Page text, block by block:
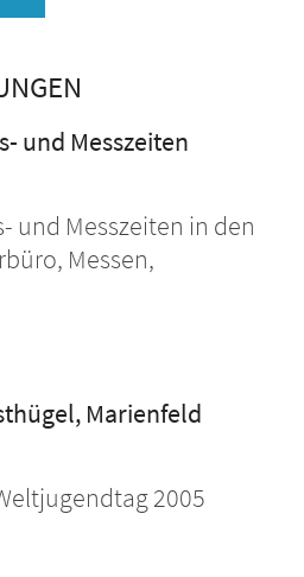
und Messzeiten
und Messzeiten in den
Messen,
Marienfeld
2005